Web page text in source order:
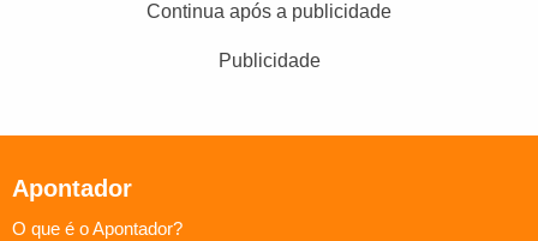
Continua após a publicidade
Publicidade
Apontador
O que é o Apontador?